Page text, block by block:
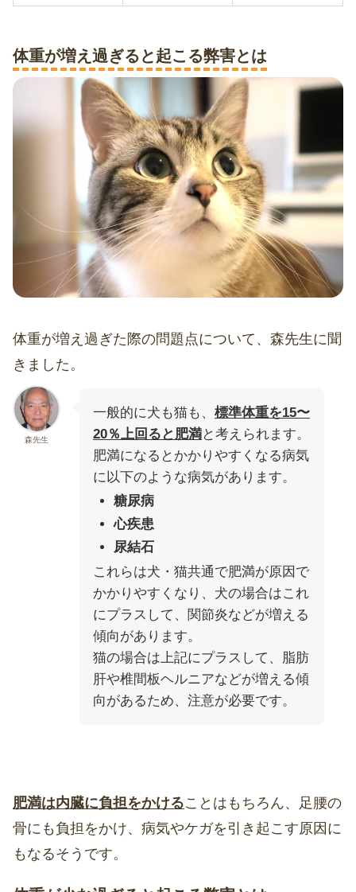
体重が増え過ぎると起こる弊害とは
体重が増え過ぎた際の問題点について、森先生に聞
きました。
森先生
一般的に犬も猫も、標準体重を15〜
20％上回ると肥満と考えられます。
肥満になるとかかりやすくなる病気
に以下のような病気があります。
糖尿病
心疾患
尿結石
これらは犬・猫共通で肥満が原因で
かかりやすくなり、犬の場合はこれ
にプラスして、関節炎などが増える
傾向があります。
猫の場合は上記にプラスして、脂肪
肝や椎間板ヘルニアなどが増える傾
向があるため、注意が必要です。
肥満は内臓に負担をかけることはもちろん、足腰の
骨にも負担をかけ、病気やケガを引き起こす原因に
もなるそうです。